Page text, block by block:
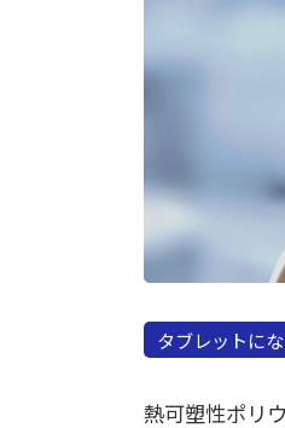
タブレットに
熱可塑性ポリ